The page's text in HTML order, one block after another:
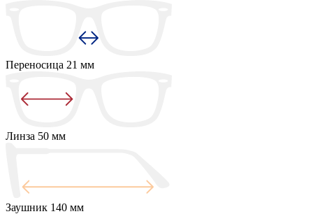
Переносица 21 мм
Линза 50 мм
Заушник 140 мм